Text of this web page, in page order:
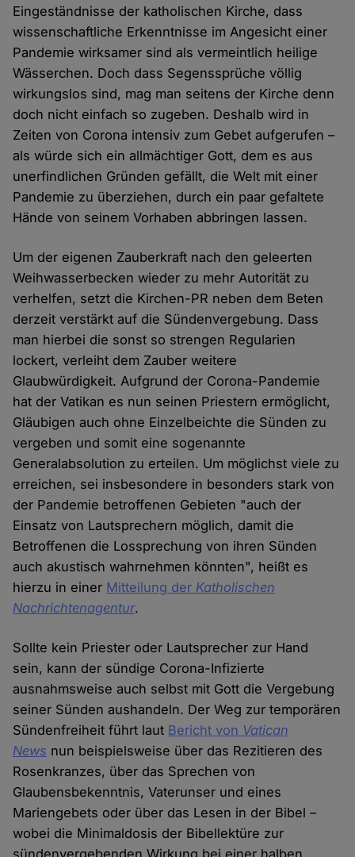
Eingeständnisse der katholischen Kirche, dass
wissenschaftliche Erkenntnisse im Angesicht einer
Pandemie wirksamer sind als vermeintlich heilige
Wässerchen. Doch dass Segenssprüche völlig
wirkungslos sind, mag man seitens der Kirche denn
doch nicht einfach so zugeben. Deshalb wird in
Zeiten von Corona intensiv zum Gebet aufgerufen –
als würde sich ein allmächtiger Gott, dem es aus
unerfindlichen Gründen gefällt, die Welt mit einer
Pandemie zu überziehen, durch ein paar gefaltete
Hände von seinem Vorhaben abbringen lassen.
Um der eigenen Zauberkraft nach den geleerten
Weihwasserbecken wieder zu mehr Autorität zu
verhelfen, setzt die Kirchen-PR neben dem Beten
derzeit verstärkt auf die Sündenvergebung. Dass
man hierbei die sonst so strengen Regularien
lockert, verleiht dem Zauber weitere
Glaubwürdigkeit. Aufgrund der Corona-Pandemie
hat der Vatikan es nun seinen Priestern ermöglicht,
Gläubigen auch ohne Einzelbeichte die Sünden zu
vergeben und somit eine sogenannte
Generalabsolution zu erteilen. Um möglichst viele zu
erreichen, sei insbesondere in besonders stark von
der Pandemie betroffenen Gebieten "auch der
Einsatz von Lautsprechern möglich, damit die
Betroffenen die Lossprechung von ihren Sünden
auch akustisch wahrnehmen könnten", heißt es
hierzu in einer Mitteilung der Katholischen
Nachrichtenagentur.
Sollte kein Priester oder Lautsprecher zur Hand
sein, kann der sündige Corona-Infizierte
ausnahmsweise auch selbst mit Gott die Vergebung
seiner Sünden aushandeln. Der Weg zur temporären
Sündenfreiheit führt laut Bericht von Vatican
News nun beispielsweise über das Rezitieren des
Rosenkranzes, über das Sprechen von
Glaubensbekenntnis, Vaterunser und eines
Mariengebets oder über das Lesen in der Bibel –
wobei die Minimaldosis der Bibellektüre zur